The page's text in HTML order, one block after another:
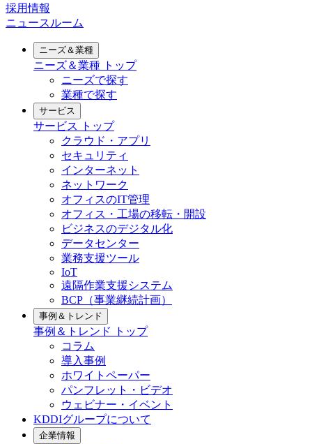
採用情報
ニュースルーム
ニーズ＆業種
ニーズ＆業種 トップ
ニーズで探す
業種で探す
サービス
サービス
トップ
クラウド・アプリ
セキュリティ
インターネット
ネットワーク
オフィスのIT管理
オフィス・工場の移転・開設
ビジネスのデジタル化
データセンター
業務支援ツール
IoT
遠隔作業支援システム
BCP（事業継続計画）
事例＆トレンド
事例＆トレンド
トップ
コラム
導入事例
ホワイトペーパー
パンフレット・ビデオ
ウェビナー・イベント
KDDIグループについて
企業情報